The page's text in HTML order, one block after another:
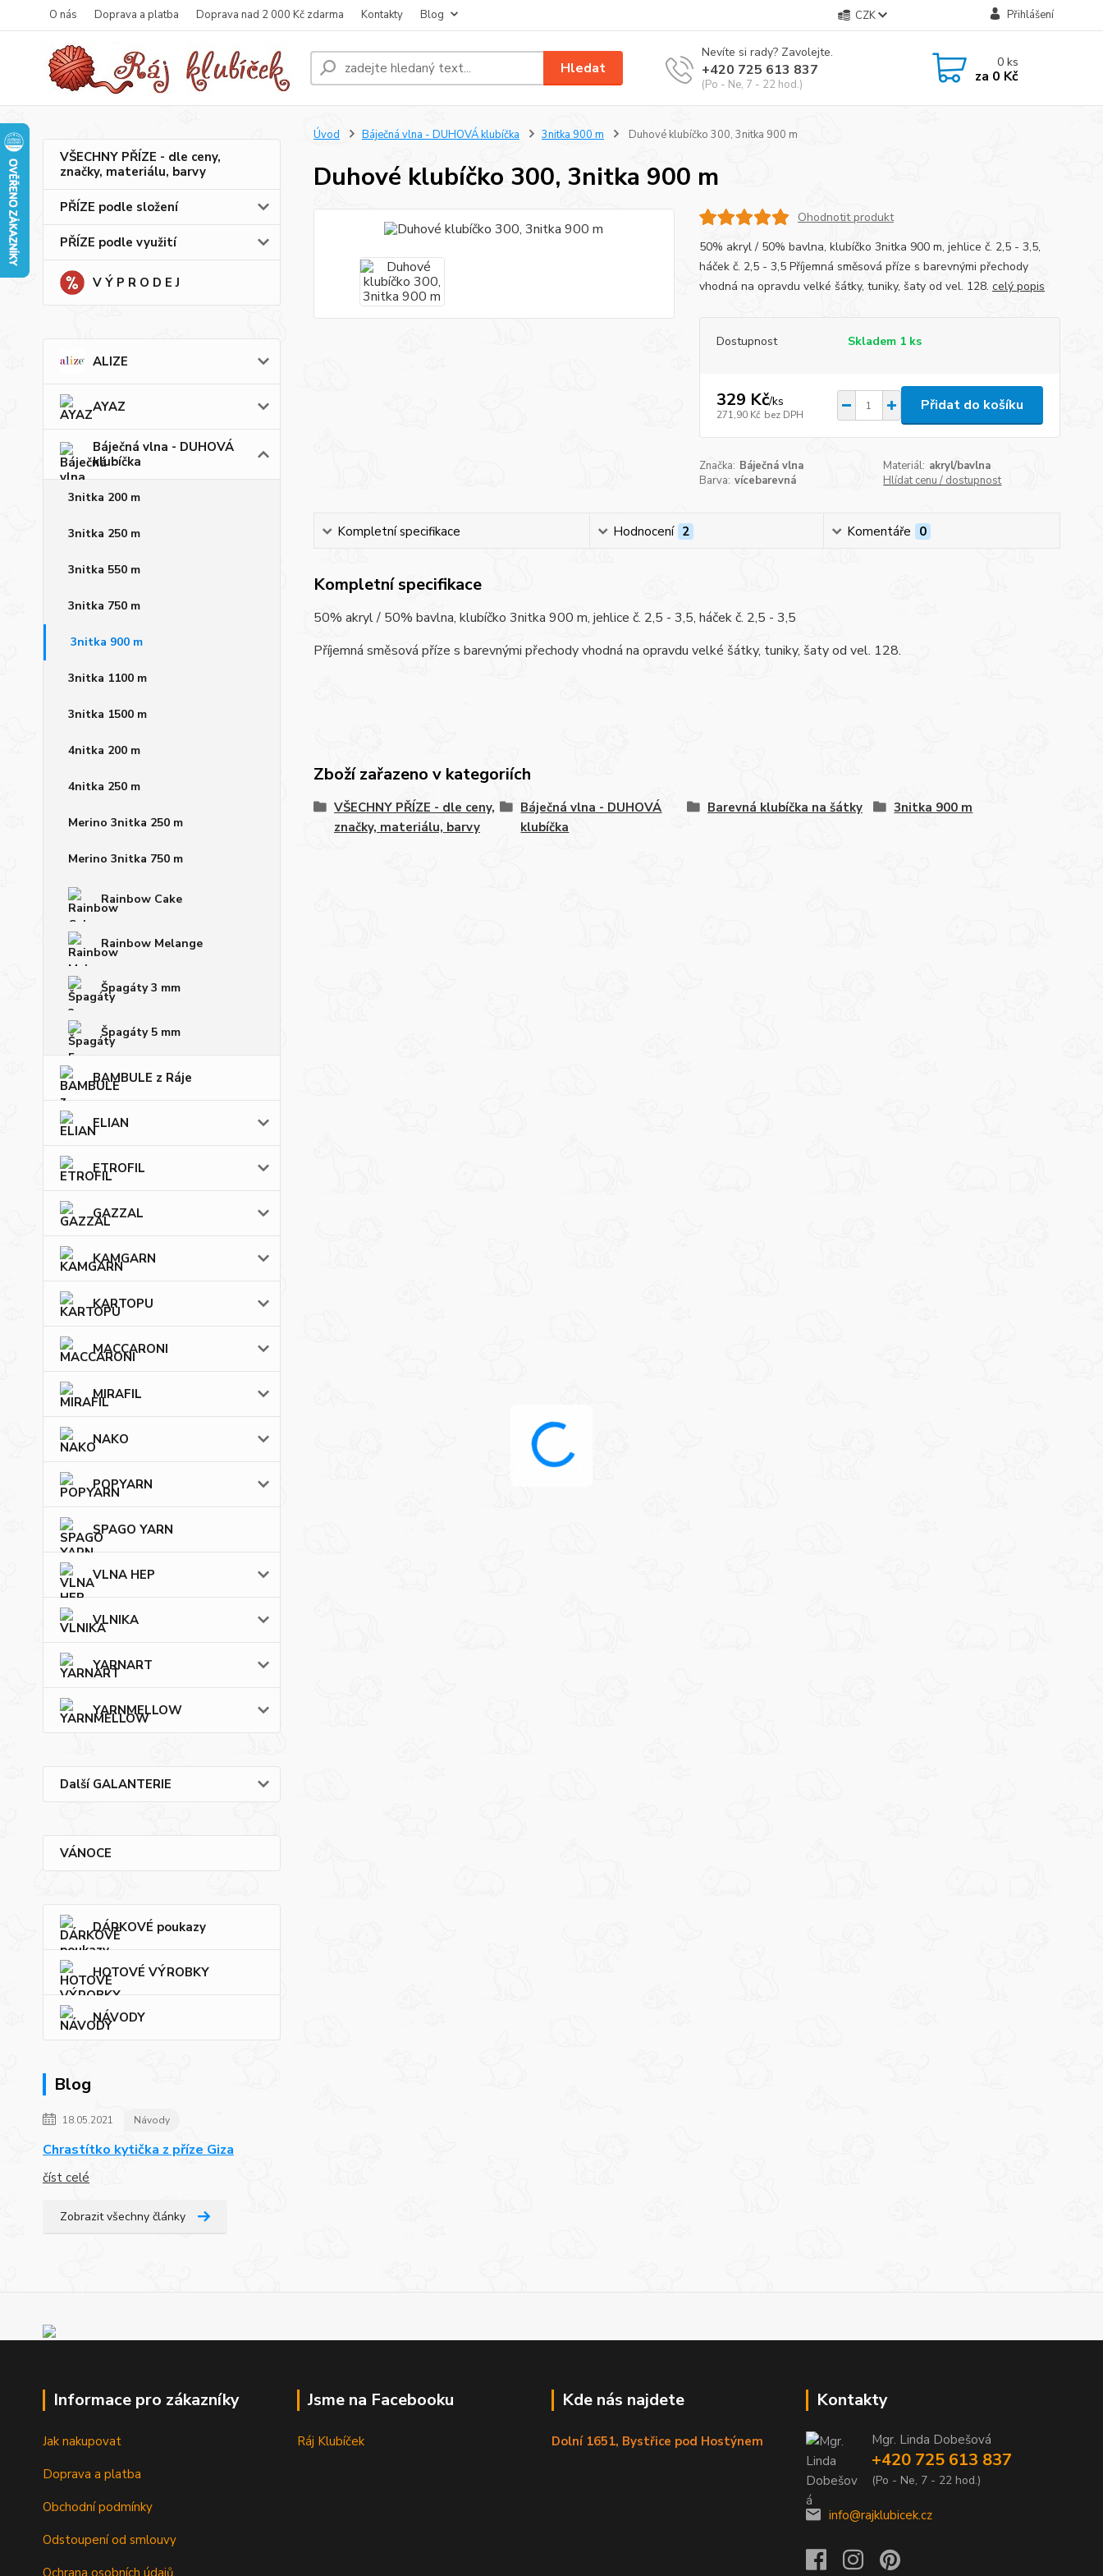
O nás Doprava a platba Doprava nad 2 000 Kč zdarma Kontakty Blog CZK Přihlášení
Hledat
Nevíte si rady? Zavolejte.
+420 725 613 837
(Po - Ne, 7 - 22 hod.)
0ks
za 0 Kč
VŠECHNY PŘÍZE - dle ceny,
značky, materiálu, barvy
PŘÍZE podle složení
PŘÍZE podle využití
V Ý P R O D E J
ALIZE
AYAZ
Báječná vlna - DUHOVÁ
klubíčka
3nitka 200 m
3nitka 250 m
3nitka 550 m
3nitka 750 m
3nitka 900 m
3nitka 1100 m
3nitka 1500 m
4nitka 200 m
4nitka 250 m
Merino 3nitka 250 m
Merino 3nitka 750 m
Rainbow Cake
Rainbow Melange
Špagáty 3 mm
Špagáty 5 mm
BAMBULE z Ráje
ELIAN
ETROFIL
GAZZAL
KAMGARN
KARTOPU
MACCARONI
MIRAFIL
NAKO
POPYARN
SPAGO YARN
VLNA HEP
VLNIKA
YARNART
YARNMELLOW
Další GALANTERIE
VÁNOCE
DÁRKOVÉ poukazy
HOTOVÉ VÝROBKY
NÁVODY
Blog
18.05.2021 Návody
Chrastítko kytička z příze Giza
číst celé
Zobrazit všechny články
Úvod Báječná vlna - DUHOVÁ klubíčka 3nitka 900 m Duhové klubíčko 300, 3nitka 900 m
Duhové klubíčko 300, 3nitka 900 m
Ohodnotit produkt
50% akryl / 50% bavlna, klubíčko 3nitka 900 m, jehlice č. 2,5 - 3,5,
háček č. 2,5 - 3,5 Příjemná směsová příze s barevnými přechody
vhodná na opravdu velké šátky, tuniky, šaty od vel. 128. celý popis
Dostupnost Skladem 1 ks
329 Kč/ks
271,90 Kč bez DPH
Přidat do košíku
Značka: Báječná vlna Materiál: akryl/bavlna
Barva: vícebarevná Hlídat cenu / dostupnost
Kompletní specifikace Hodnocení 2 Komentáře 0
Kompletní specifikace
50% akryl / 50% bavlna, klubíčko 3nitka 900 m, jehlice č. 2,5 - 3,5, háček č. 2,5 - 3,5
Příjemná směsová příze s barevnými přechody vhodná na opravdu velké šátky, tuniky, šaty od vel. 128.
Zboží zařazeno v kategoriích
VŠECHNY PŘÍZE - dle ceny,
značky, materiálu, barvy
Báječná vlna - DUHOVÁ
klubíčka
Barevná klubíčka na šátky 3nitka 900 m
Informace pro zákazníky
Jak nakupovat
Doprava a platba
Obchodní podmínky
Odstoupení od smlouvy
Ochrana osobních údajů
Jsme na Facebooku
Ráj Klubíček
Kde nás najdete
Dolní 1651, Bystřice pod Hostýnem
Kontakty
Mgr. Linda Dobešová
+420 725 613 837
(Po - Ne, 7 - 22 hod.)
info@rajklubicek.cz